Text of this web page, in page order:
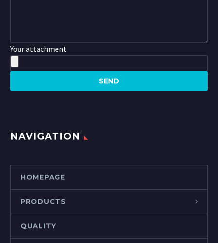
Your attachment
NAVIGATION
HOMEPAGE
PRODUCTS
QUALITY